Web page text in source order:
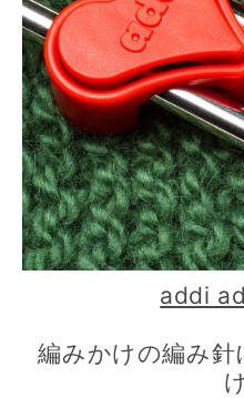
addi
編みかけの編み